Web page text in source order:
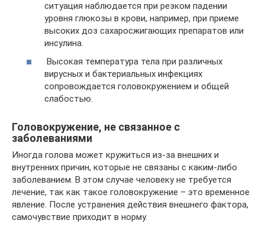
ситуация наблюдается при резком падении
уровня глюкозы в крови, например, при приеме
высоких доз сахаросжигающих препаратов или
инсулина.
Высокая температура тела при различных
вирусных и бактериальных инфекциях
сопровождается головокружением и общей
слабостью.
Головокружение, не связанное с
заболеваниями
Иногда голова может кружиться из-за внешних и
внутренних причин, которые не связаны с каким-либо
заболеванием. В этом случае человеку не требуется
лечение, так как такое головокружение – это временное
явление. После устранения действия внешнего фактора,
самочувствие приходит в норму.